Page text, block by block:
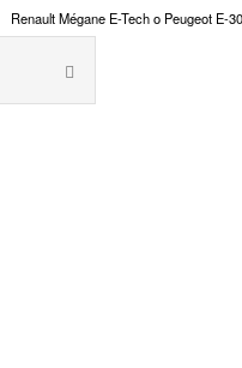
Renault Mégane E-Tech o Peugeot E-